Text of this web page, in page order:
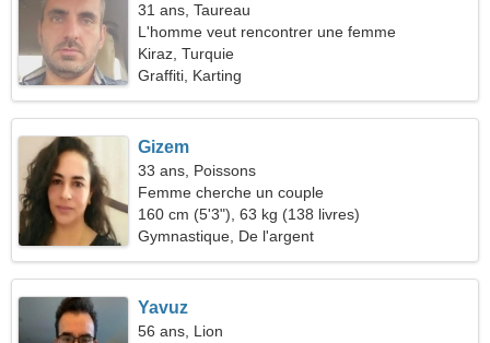
31 ans, Taureau
L'homme veut rencontrer une femme
Kiraz, Turquie
Graffiti, Karting
Gizem
33 ans, Poissons
Femme cherche un couple
160 cm (5'3"), 63 kg (138 livres)
Gymnastique, De l'argent
Yavuz
56 ans, Lion